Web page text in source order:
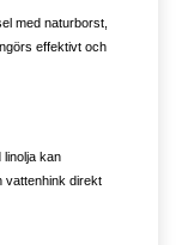
med naturborst,
effektivt och
kan
vattenhink direkt